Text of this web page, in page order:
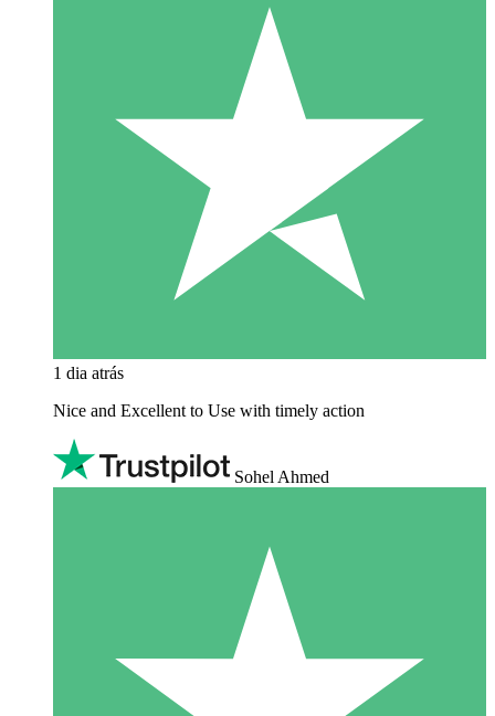
1 dia atrás
Nice and Excellent to Use with timely action
Sohel Ahmed